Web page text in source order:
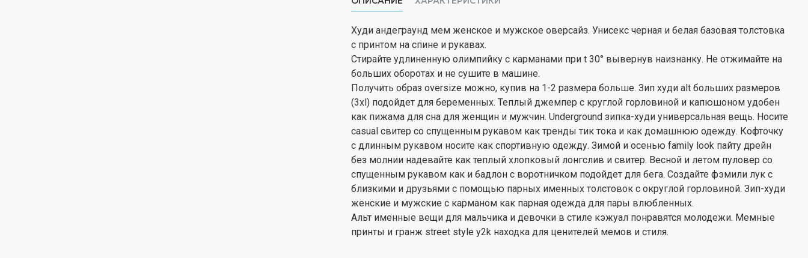
Худи андеграунд мем женское и мужское оверсайз. Унисекс черная и белая базовая толстовка
с принтом на спине и рукавах.
Стирайте удлиненную олимпийку с карманами при t 30° вывернув наизнанку. Не отжимайте на
больших оборотах и не сушите в машине.
Получить образ oversize можно, купив на 1-2 размера больше. Зип худи alt больших размеров
(3xl) подойдет для беременных. Теплый джемпер с круглой горловиной и капюшоном удобен
как пижама для сна для женщин и мужчин. Underground зипка-худи универсальная вещь. Носите
casual свитер со спущенным рукавом как тренды тик тока и как домашнюю одежду. Кофточку
с длинным рукавом носите как спортивную одежду. Зимой и осенью family look пайту дрейн
без молнии надевайте как теплый хлопковый лонгслив и свитер. Весной и летом пуловер со
спущенным рукавом как и бадлон с воротничком подойдет для бега. Создайте фэмили лук с
близкими и друзьями с помощью парных именных толстовок с округлой горловиной. Зип-худи
женские и мужские с карманом как парная одежда для пары влюбленных.
Альт именные вещи для мальчика и девочки в стиле кэжуал понравятся молодежи. Мемные
принты и гранж street style y2k находка для ценителей мемов и стиля.